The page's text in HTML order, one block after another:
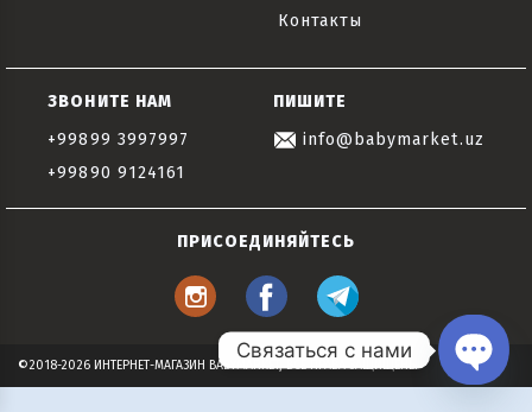
Контакты
ЗВОНИТЕ НАМ
+99899 3997997
+99890 9124161
ПИШИТЕ
info@babymarket.uz
ПРИСОЕДИНЯЙТЕСЬ
©2018-2026 ИНТЕРНЕТ-МАГАЗИН BABYMARKET, ВСЕ ПРАВА ЗАЩИЩЕНЫ
Связаться с нами
Open